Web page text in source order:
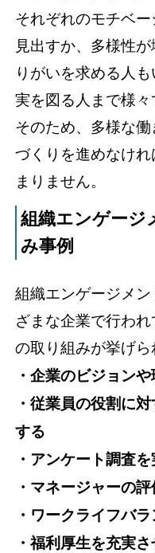
それぞれのモチベ
見出すか、多様性
りがいを求める人
実を図る人まで様々
そのため、多様な
づくりを進めなけ
まりません。
組織エンゲージ
み事例
組織エンゲージメ
ざまな企業で行わ
の取り組みが挙げら
・企業のビジョン
・従業員の役割に
する
・アンケート調査
・マネージャーの
・ワークライフバ
・福利厚生を充実さ